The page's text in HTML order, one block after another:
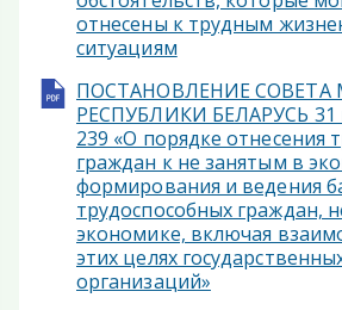
отнесены к трудным
ситуациям
ПОСТАНОВЛЕНИЕ
РЕСПУБЛИКИ БЕЛАРУСЬ 31
239 «О порядке отнесения
граждан к не занятым в
формирования и ведения
трудоспособных граждан,
экономике, включая
этих целях
организаций»